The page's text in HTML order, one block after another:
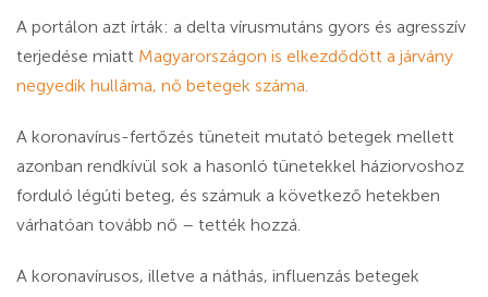
A portálon azt írták: a delta vírusmutáns gyors és agresszív
terjedése miatt Magyarországon is elkezdődött a járvány
negyedik hulláma, nő betegek száma.
A koronavírus-fertőzés tüneteit mutató betegek mellett
azonban rendkívül sok a hasonló tünetekkel háziorvoshoz
forduló légúti beteg, és számuk a következő hetekben
várhatóan tovább nő – tették hozzá.
A koronavírusos, illetve a náthás, influenzás betegek